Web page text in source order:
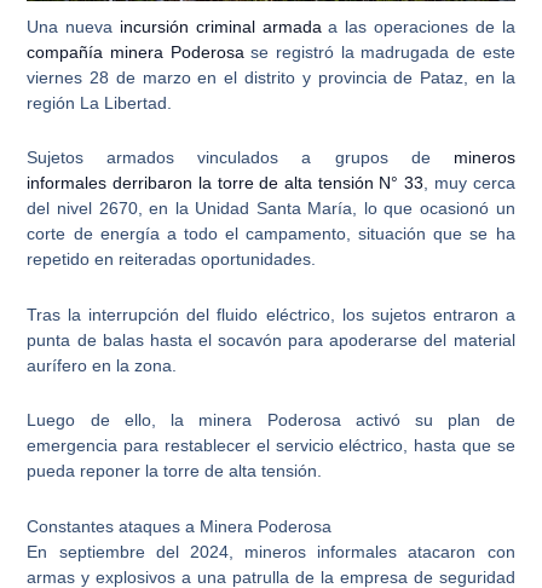
Una nueva incursión criminal armada a las operaciones de la
compañía minera Poderosa se registró la madrugada de este
viernes 28 de marzo en el distrito y provincia de Pataz, en la
región La Libertad
Sujetos armados vinculados a grupos de mineros
informales derribaron la torre de alta tensión N° 33 , muy cerca
del nivel 2670, en la Unidad Santa María, lo que ocasionó un
corte de energía a todo el campamento, situación que se ha
repetido en reiteradas oportunidades.
Tras la interrupción del fluido eléctrico, los sujetos entraron a
punta de balas hasta el socavón para apoderarse del material
aurífero en la zona.
Luego de ello, la minera Poderosa activó su plan de
emergencia para restablecer el servicio eléctrico , hasta que se
pueda reponer la torre de alta tensión.
Constantes ataques a Minera Poderosa
En septiembre del 2024, mineros informales atacaron con
armas y explosivos a una patrulla de la empresa de seguridad